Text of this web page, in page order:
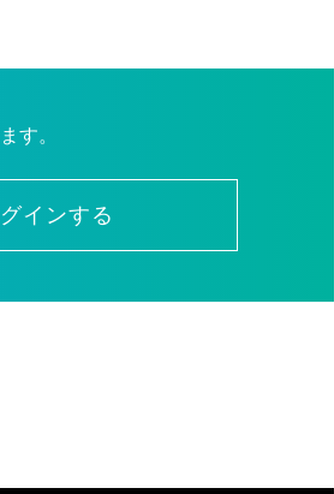
す。
インする